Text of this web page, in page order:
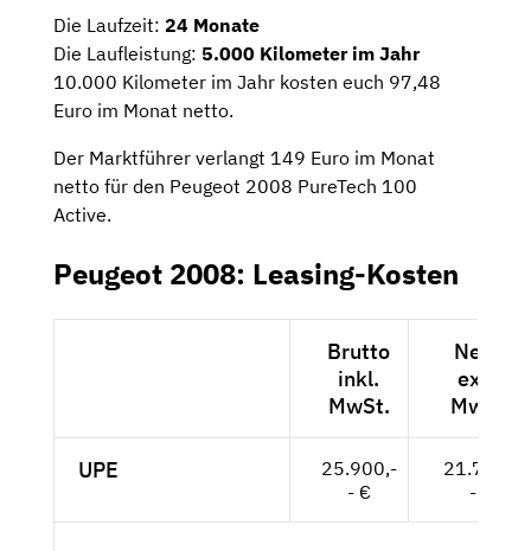
Die Laufzeit: 24 Monate
Die Laufleistung: 5.000 Kilometer im Jahr
10.000 Kilometer im Jahr kosten euch 97,48
Euro im Monat netto.
Der Marktführer verlangt 149 Euro im Monat
netto für den Peugeot 2008 PureTech 100
Active.
Peugeot 2008: Leasing-Kosten
Brutto
inkl.
MwSt.
Netto
exkl.
MwSt.
UPE
25.900,-
- €
21.765,-
- €